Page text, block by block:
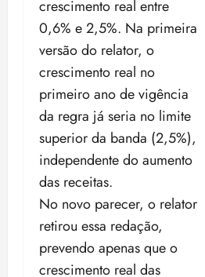
crescimento real entre
0,6% e 2,5%. Na primeira
versão do relator, o
crescimento real no
primeiro ano de vigência
da regra já seria no limite
superior da banda (2,5%),
independente do aumento
das receitas.
No novo parecer, o relator
retirou essa redação,
prevendo apenas que o
crescimento real das